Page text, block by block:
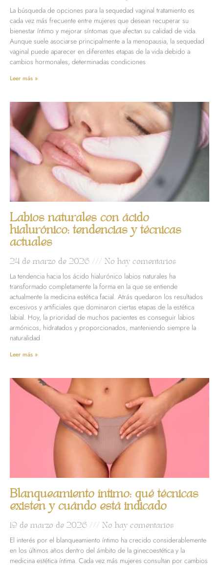
La búsqueda de opciones para la sequedad vaginal tratamiento es
cada vez más frecuente entre mujeres que desean recuperar su
bienestar íntimo y mejorar síntomas que afectan su calidad de vida.
Aunque suele asociarse principalmente a la menopausia, la sequedad
vaginal puede aparecer en diferentes etapas de la vida debido a
cambios hormonales, determinadas condiciones
Leer más »
Labios naturales con ácido
hialurónico: tendencias y técnicas
actuales
24 de marzo de 2026 No hay comentarios
La tendencia hacia los ácido hialurónico labios naturales ha
transformado completamente la forma en la que se entiende
actualmente la medicina estética facial. Atrás quedaron los resultados
excesivos y artificiales que dominaron ciertas etapas de la estética
labial. Hoy, la prioridad de muchos pacientes es conseguir labios
armónicos, hidratados y proporcionados, manteniendo siempre la
naturalidad
Leer más »
Blanqueamiento íntimo: qué técnicas
existen y cuándo está indicado
19 de marzo de 2026 No hay comentarios
El interés por el blanqueamiento íntimo ha crecido considerablemente
en los últimos años dentro del ámbito de la ginecoestética y la
medicina estética íntima. Cada vez más mujeres consultan por cambios